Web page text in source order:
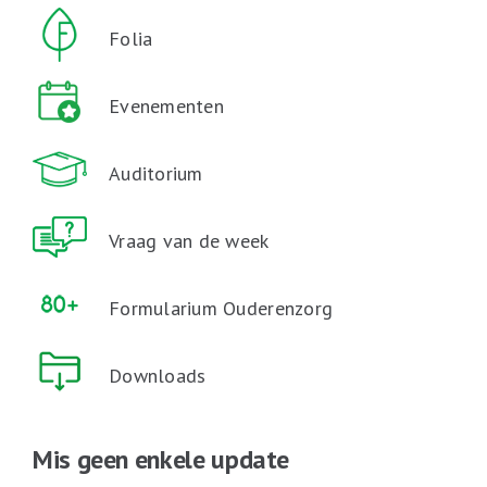
Folia
Evenementen
Auditorium
Vraag van de week
Formularium Ouderenzorg
Downloads
Mis geen enkele update